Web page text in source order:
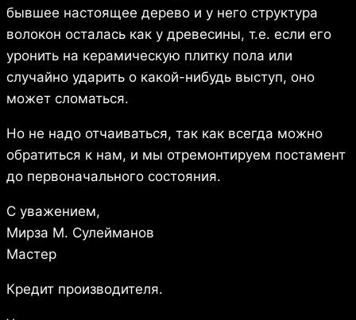
бывшее настоящее дерево и у него структура
волокон осталась как у древесины, т.е. если его
уронить на керамическую плитку пола или
случайно ударить о какой-нибудь выступ, оно
может сломаться.
Но не надо отчаиваться, так как всегда можно
обратиться к нам, и мы отремонтируем постамент
до первоначального состояния.
С уважением,
Мирза М. Сулейманов
Мастер
Кредит производителя.